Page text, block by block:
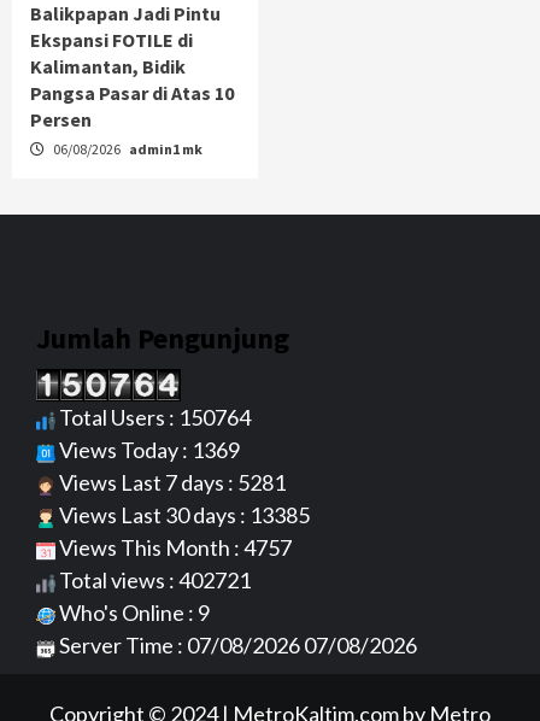
Balikpapan Jadi Pintu
Ekspansi FOTILE di
Kalimantan, Bidik
Pangsa Pasar di Atas 10
Persen
06/08/2026 admin1 mk
Jumlah Pengunjung
Total Users : 150764
Views Today : 1369
Views Last 7 days : 5281
Views Last 30 days : 13385
Views This Month : 4757
Total views : 402721
Who's Online : 9
Server Time : 07/08/2026 07/08/2026
Copyright © 2024| MetroKaltim.comby Metro